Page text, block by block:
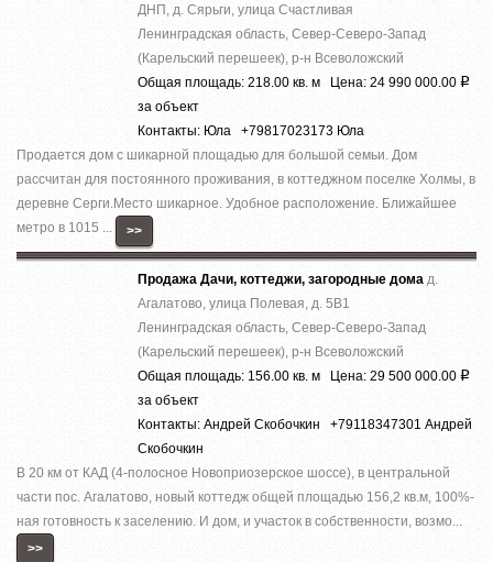
ДНП, д. Сярьги, улица Счастливая
Ленинградская область, Север-Северо-Запад
(Карельский перешеек), р-н Всеволожский
Общая площадь: 218.00 кв. м Цена: 24 990 000.00 Р
за объект
Контакты: Юла +79817023173 Юла
Продается дом с шикарной площадью для большой семьи. Дом
рассчитан для постоянного проживания, в коттеджном поселке Холмы, в
деревне Серги.Место шикарное. Удобное расположение. Ближайшее
метро в 1015 ...
>>
Продажа Дачи, коттеджи, загородные дома д.
Агалатово, улица Полевая, д. 5В1
Ленинградская область, Север-Северо-Запад
(Карельский перешеек), р-н Всеволожский
Общая площадь: 156.00 кв. м Цена: 29 500 000.00 Р
за объект
Контакты: Андрей Скобочкин +79118347301 Андрей
Скобочкин
В 20 км от КАД (4-полосное Новоприозерское шоссе), в центральной
части пос. Агалатово, новый коттедж общей площадью 156,2 кв.м, 100%-
ная готовность к заселению. И дом, и участок в собственности, возмо...
>>